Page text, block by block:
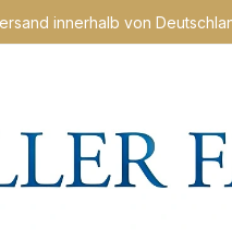
innerhalb von